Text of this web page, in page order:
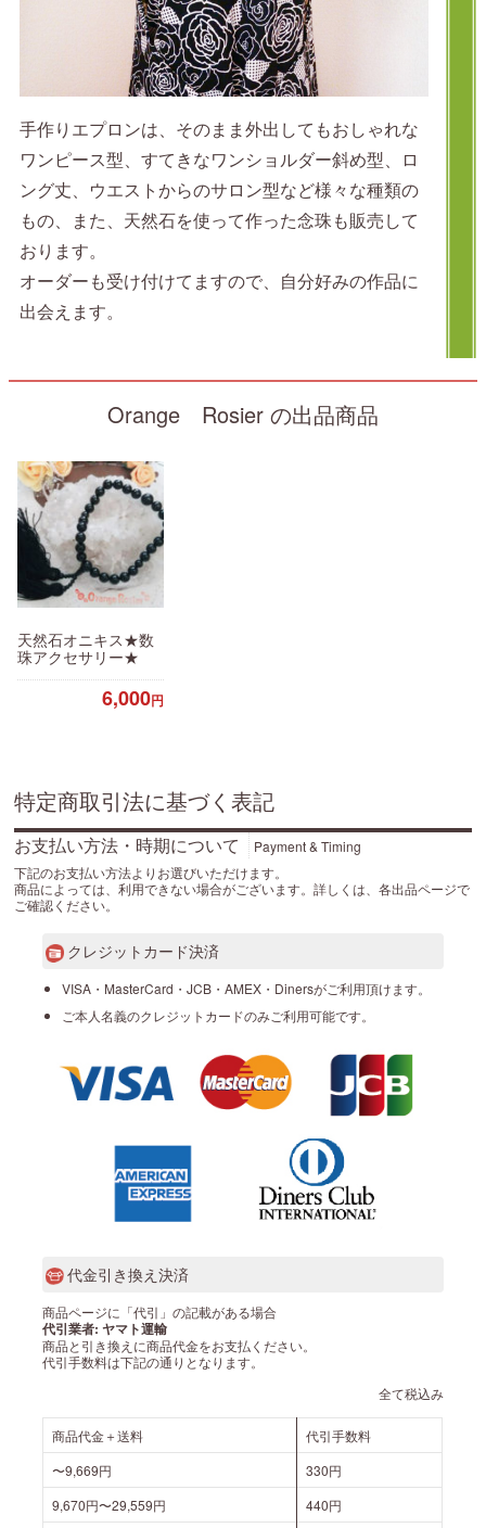
手作りエプロンは、そのまま外出してもおしゃれな
ワンピース型、すてきなワンショルダー斜め型、ロ
ング丈、ウエストからのサロン型など様々な種類の
もの、また、天然石を使って作った念珠も販売して
おります。
オーダーも受け付けてますので、自分好みの作品に
出会えます。
Orange Rosier の出品商品
天然石オニキス★数
珠アクセサリー★
6,000円
特定商取引法に基づく表記
お支払い方法・時期について
Payment & Timing
下記のお支払い方法よりお選びいただけます。
商品によっては、利用できない場合がございます。詳しくは、各出品ページで
ご確認ください。
クレジットカード決済
VISA・MasterCard・JCB・AMEX・Dinersがご利用頂けます。
ご本人名義のクレジットカードのみご利用可能です。
代金引き換え決済
商品ページに「代引」の記載がある場合
代引業者: ヤマト運輸
商品と引き換えに商品代金をお支払ください。
代引手数料は下記の通りとなります。
全て税込み
商品代金＋送料
代引手数料
〜9,669円
330円
9,670円〜29,559円
440円